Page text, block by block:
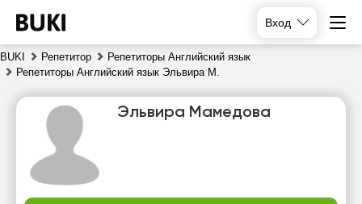
Вход
BUKI Репетитор
Репетиторы Английский язык
Репетиторы Английский язык Эльвира М.
Эльвира Мамедова